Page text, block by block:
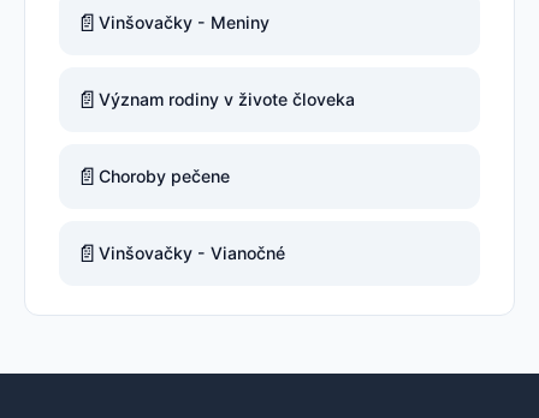
📄 Vinšovačky - Meniny
📄 Význam rodiny v živote človeka
📄 Choroby pečene
📄 Vinšovačky - Vianočné